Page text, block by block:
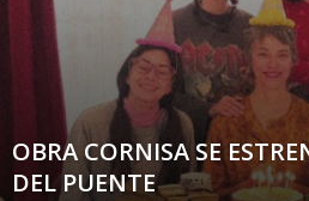
OBRA CORNISA SE
DEL PUENTE